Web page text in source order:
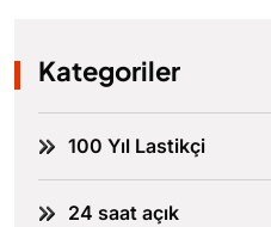
Kategoriler
100 Yıl Lastikçi
24 saat açık